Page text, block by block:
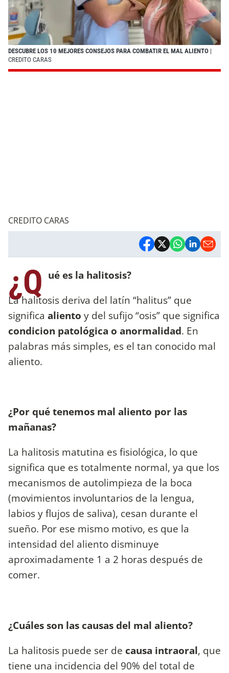
DESCUBRE LOS 10 MEJORES CONSEJOS PARA COMBATIR EL MAL ALIENTO |
CREDITO CARAS
CREDITO CARAS
¿Q ué es la halitosis?
La halitosis deriva del latín “halitus” que
significa aliento y del sufijo “osis” que significa
condicion patológica o anormalidad. En
palabras más simples, es el tan conocido mal
aliento.
¿Por qué tenemos mal aliento por las
mañanas?
La halitosis matutina es fisiológica, lo que
significa que es totalmente normal, ya que los
mecanismos de autolimpieza de la boca
(movimientos involuntarios de la lengua,
labios y flujos de saliva), cesan durante el
sueño. Por ese mismo motivo, es que la
intensidad del aliento disminuye
aproximadamente 1 a 2 horas después de
comer.
¿Cuáles son las causas del mal aliento?
La halitosis puede ser de causa intraoral, que
tiene una incidencia del 90% del total de